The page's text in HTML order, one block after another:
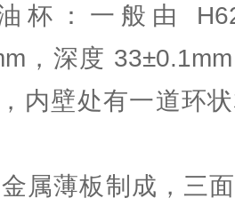
杯：一般由
，深度
内壁处有一道环
属薄板制成，三